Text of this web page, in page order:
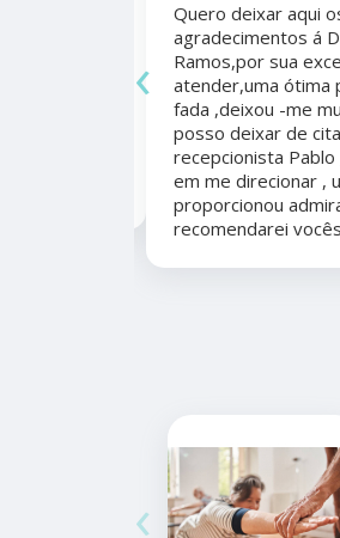
Quero deixar aqui
agradecimentos á
Ramos,por sua
atender,uma ótima
fada ,deixou -me
posso deixar de
recepcionista
em me direcionar ,
proporcionou
recomendarei
‹
‹